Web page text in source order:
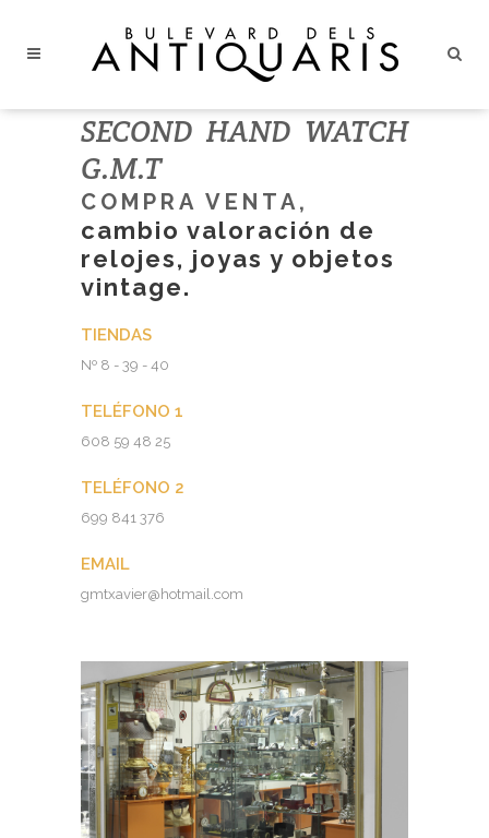
ES
SECOND HAND WATCH G.M.T
SECOND HAND WATCH
G.M.T
COMPRA VENTA,
cambio valoración de
relojes, joyas y objetos
vintage.
TIENDAS
Nº 8 - 39 - 40
TELÉFONO 1
608 59 48 25
TELÉFONO 2
699 841 376
EMAIL
gmtxavier@hotmail.com